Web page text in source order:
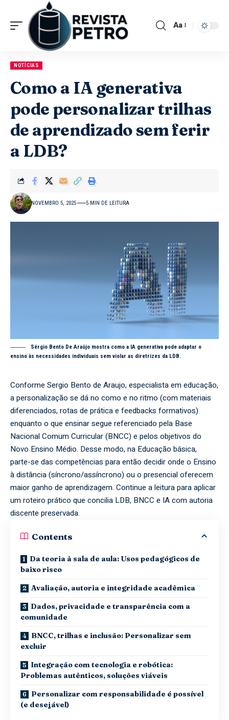
Aa
NOTÍCIAS
Como a IA generativa
pode personalizar trilhas
de aprendizado sem ferir
a LDB?
NOVEMBRO 5, 2025 5 MIN DE LEITURA
Sérgio Bento De Araújo mostra como a IA generativa pode adaptar o
ensino às necessidades individuais sem violar as diretrizes da LDB.
Conforme Sergio Bento de Araujo, especialista em educação,
a personalização se dá no como e no ritmo (com materiais
diferenciados, rotas de prática e feedbacks formativos)
enquanto o que ensinar segue referenciado pela Base
Nacional Comum Curricular (BNCC) e pelos objetivos do
Novo Ensino Médio. Desse modo, na Educação básica,
parte-se das competências para então decidir onde o Ensino
à distância (síncrono/assíncrono) ou o presencial oferecem
maior ganho de aprendizagem. Continue a leitura para aplicar
um roteiro prático que concilia LDB, BNCC e IA com autoria
discente preservada.
Contents
Da teoria à sala de aula: Usos pedagógicos de
baixo risco
Avaliação, autoria e integridade acadêmica
Dados, privacidade e transparência com a
comunidade
BNCC, trilhas e inclusão: Personalizar sem
excluir
Integração com tecnologia e robótica:
Problemas autênticos, soluções viáveis
Personalizar com responsabilidade é possível
(e desejável)